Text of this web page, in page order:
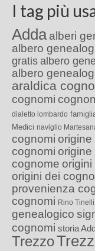
I tag più
Adda alberi
albero
gratis albero
albero
araldica
cognomi
dialetto lombardo
Medici naviglio
cognomi origine
cognomi origine
cognome origini
origini dei
provenienza
cognomi Rino Tinelli
genealogico
cognomi storia
Trezzo